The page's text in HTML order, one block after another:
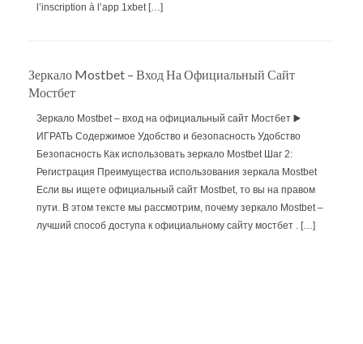
l’inscription à l’app 1xbet […]
Зеркало Mostbet – Вход На Официальный Сайт
Мостбет
Зеркало Mostbet – вход на официальный сайт Мостбет ▶️
ИГРАТЬ Содержимое Удобство и безопасность Удобство
Безопасность Как использовать зеркало Mostbet Шаг 2:
Регистрация Преимущества использования зеркала Mostbet
Если вы ищете официальный сайт Mostbet, то вы на правом
пути. В этом тексте мы рассмотрим, почему зеркало Mostbet –
лучший способ доступа к официальному сайту мостбет . […]